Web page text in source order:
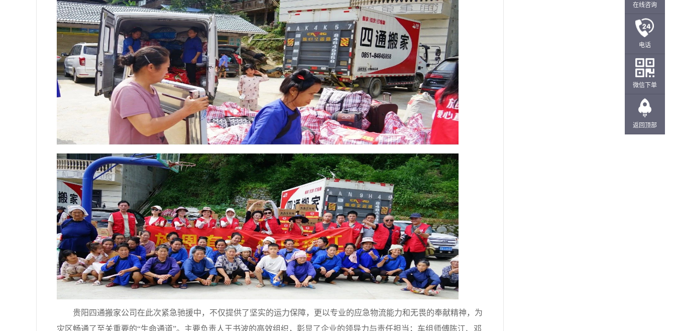
贵阳四通搬家公司在此次紧急驰援中，不仅提供了坚实的运力保障，更以专业的应急物流能力和无畏的奉献精神，为
灾区畅通了至关重要的“生命通道”。主要负责人王书波的高效组织，彰显了企业的领导力与责任担当；车组师傅陈江、邓
在线咨询
电话
微信下单
返回顶部